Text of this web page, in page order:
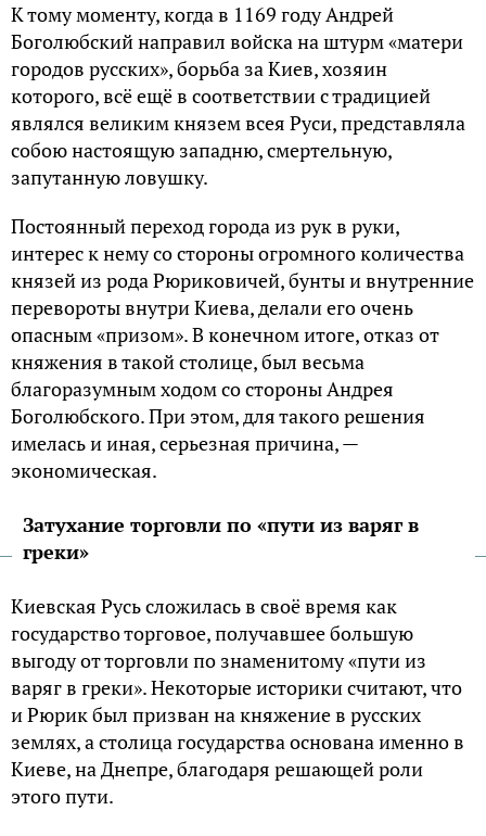
К тому моменту, когда в 1169 году Андрей
Боголюбский направил войска на штурм «матери
городов русских», борьба за Киев, хозяин
которого, всё ещё в соответствии с традицией
являлся великим князем всея Руси, представляла
собою настоящую западню, смертельную,
запутанную ловушку.
Постоянный переход города из рук в руки,
интерес к нему со стороны огромного количества
князей из рода Рюриковичей, бунты и внутренние
перевороты внутри Киева, делали его очень
опасным «призом». В конечном итоге, отказ от
княжения в такой столице, был весьма
благоразумным ходом со стороны Андрея
Боголюбского. При этом, для такого решения
имелась и иная, серьезная причина, —
экономическая.
Затухание торговли по «пути из варяг в
греки»
Киевская Русь сложилась в своё время как
государство торговое, получавшее большую
выгоду от торговли по знаменитому «пути из
варяг в греки». Некоторые историки считают, что
и Рюрик был призван на княжение в русских
землях, а столица государства основана именно в
Киеве, на Днепре, благодаря решающей роли
этого пути.